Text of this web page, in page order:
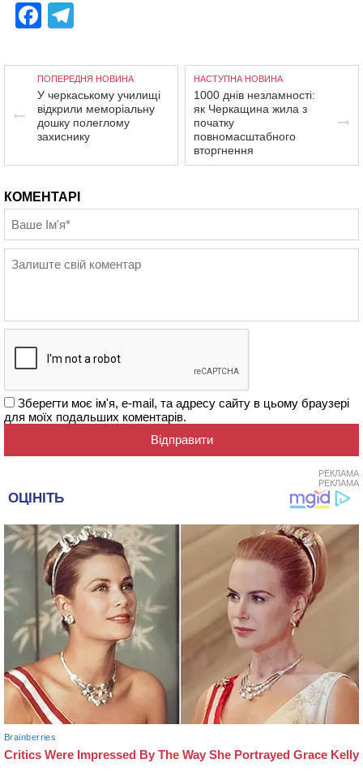
Facebook
ПОПЕРЕДНЯ НОВИНА
У черкаському училищі
відкрили меморіальну
дошку полеглому
захиснику
НАСТУПНА НОВИНА
1000 днів незламності:
як Черкащина жила з
початку
повномасштабного
вторгнення
КОМЕНТАРІ
Зберегти моє ім'я, e-mail, та адресу сайту в цьому браузері
для моїх подальших коментарів.
РЕКЛАМА
РЕКЛАМА